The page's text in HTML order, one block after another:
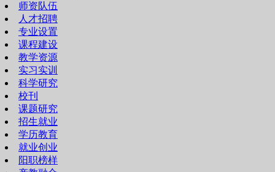
师资队伍
人才招聘
专业设置
课程建设
教学资源
实习实训
科学研究
校刊
课题研究
招生就业
学历教育
就业创业
阳职榜样